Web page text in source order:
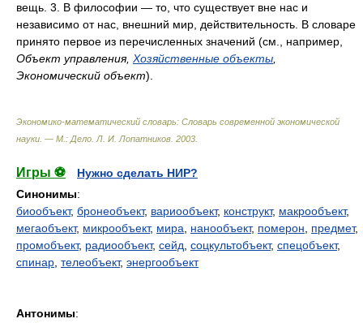
вещь. 3. В философии — то, что существует вне нас и
независимо от нас, внешний мир, действительность. В словаре
принято первое из перечисленных значений (см., например,
Объект управления, Хозяйственные объекты
Экономический объект).
Экономико-математический словарь: Словарь современной экономической
науки. — М.: Дело Л. И. Лопатников 2003
Игры ⚽
Нужно сделать НИР?
Синонимы:
биообъект, бронеобъект, вариообъект, конструкт, макрообъект,
мегаобъект, микрообъект, мира нанообъект, померон предмет,
промобъект, радиообъект, сейд соцкультобъект, спецобъект,
спинар телеобъект, энергообъект
Антонимы: